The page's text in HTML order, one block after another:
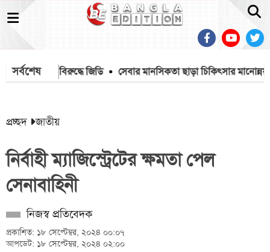
সর্বশেষ বিরুদ্ধে জিডি সেবার মানসিকতা ছাড়া চিকিৎসার মানোন্নয়ন
প্রচ্ছদ জাতীয়
নির্বাহী ম্যাজিস্ট্রেটের ক্ষমতা পেল
সেনাবাহিনী
নিজস্ব প্রতিবেদক
প্রকাশিত: ১৮ সেপ্টেম্বর, ২০২৪ ০০:০৭
আপডেট: ১৮ সেপ্টেম্বর, ২০২৪ ০২:০০